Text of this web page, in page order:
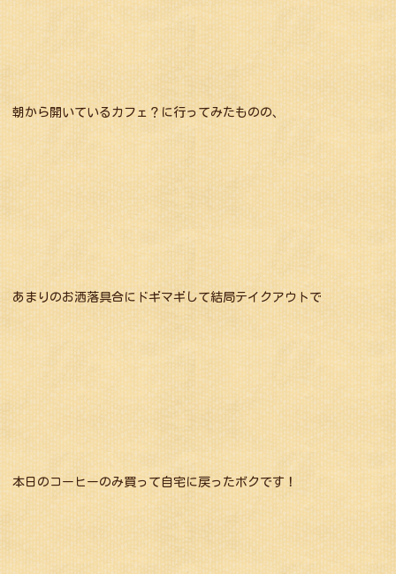
朝から開いているカフェ？に行ってみたものの、
あまりのお洒落具合にドギマギして結局テイクアウトで
本日のコーヒーのみ買って自宅に戻ったボクです！